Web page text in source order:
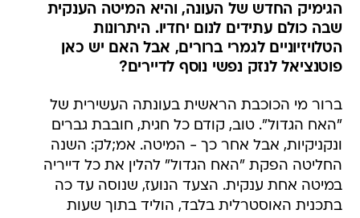
הגימיק החדש של העונה, והיא המיטה הענקית
שבה כולם עתידים לנום יחדיו. היתרונות
הטלויזיוניים לגמרי ברורים, אבל האם יש כאן
פוטנציאל לנזק נפשי נוסף לדיירים?
ברור מי הכוכבת הראשית בעונתה העשירית של
"האח הגדול". טוב, קודם כל חגית, חובבת גברים
ונקניקיות, אבל אחר כך - המיטה. אמ;לק: השנה
החליטה הפקת "האח הגדול" להלין את כל דייריה
במיטה אחת ענקית. הצעד הנועז, שנוסה עד כה
בתכנית האוסטרלית בלבד, הוליד בתוך שעות